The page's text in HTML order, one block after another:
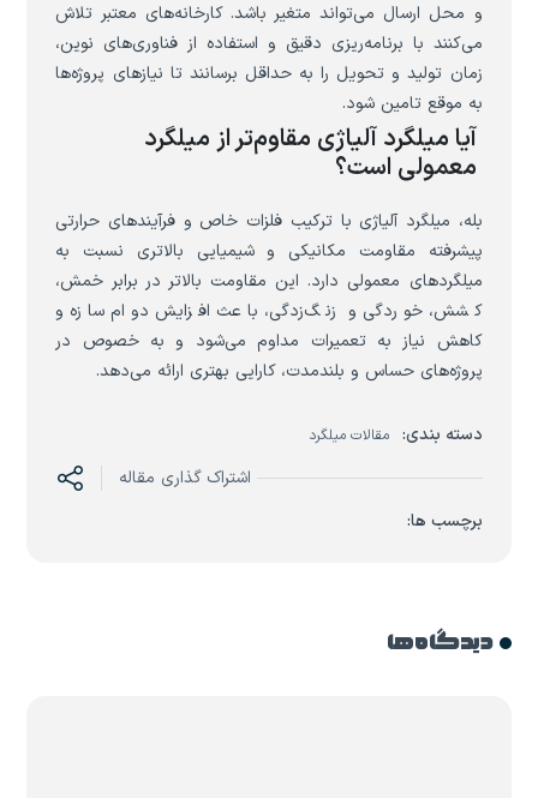
و محل ارسال می‌تواند متغیر باشد. کارخانه‌های معتبر تلاش
می‌کنند با برنامه‌ریزی دقیق و استفاده از فناوری‌های نوین،
زمان تولید و تحویل را به حداقل برسانند تا نیازهای پروژه‌ها
به موقع تامین شود.
آیا میلگرد آلیاژی مقاوم‌تر از میلگرد
معمولی است؟
بله، میلگرد آلیاژی با ترکیب فلزات خاص و فرآیندهای حرارتی
پیشرفته مقاومت مکانیکی و شیمیایی بالاتری نسبت به
میلگردهای معمولی دارد. این مقاومت بالاتر در برابر خمش،
کشش، خوردگی و زنگ‌زدگی، باعث افزایش دوام سازه و
کاهش نیاز به تعمیرات مداوم می‌شود و به خصوص در
پروژه‌های حساس و بلندمدت، کارایی بهتری ارائه می‌دهد.
دسته بندی: مقالات میلگرد
اشتراک گذاری مقاله
برچسب ها:
دیدگاه ها